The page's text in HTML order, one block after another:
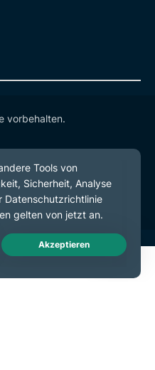
vorbehalten.
Live Chat